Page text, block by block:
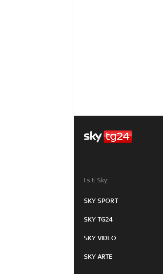
I siti Sky:
SKY SPORT
SKY TG24
SKY VIDEO
SKY ARTE